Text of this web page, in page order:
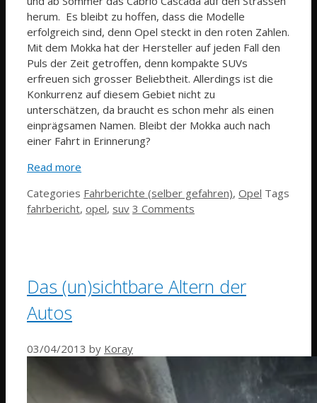
herum. Es bleibt zu hoffen, dass die Modelle
erfolgreich sind, denn Opel steckt in den roten Zahlen.
Mit dem Mokka hat der Hersteller auf jeden Fall den
Puls der Zeit getroffen, denn kompakte SUVs
erfreuen sich grosser Beliebtheit. Allerdings ist die
Konkurrenz auf diesem Gebiet nicht zu
unterschätzen, da braucht es schon mehr als einen
einprägsamen Namen. Bleibt der Mokka auch nach
einer Fahrt in Erinnerung?
Read more
Categories Fahrberichte (selber gefahren), Opel Tags
fahrbericht, opel, suv 3 Comments
Das (un)sichtbare Altern der
Autos
03/04/2013 by Koray